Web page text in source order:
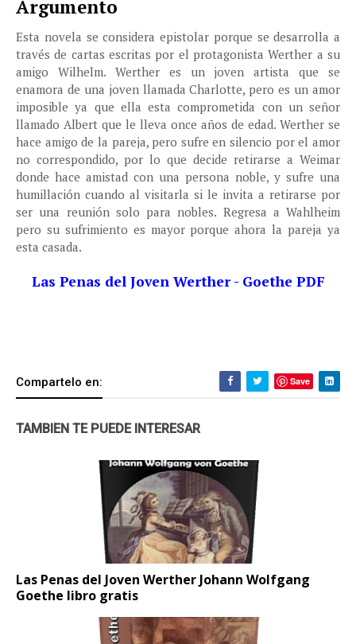
Argumento
Esta novela se considera epistolar porque se desarrolla a
través de cartas escritas por el protagonista Werther a su
amigo Wilhelm. Werther es un joven artista que se
enamora de una joven llamada Charlotte, pero es un amor
imposible ya que ella esta comprometida con un señor
llamado Albert que le lleva once años de edad. Werther se
hace amigo de la pareja, pero sufre en silencio por el amor
no correspondido, por lo que decide retirarse a Weimar
donde hace amistad con una persona noble, y sufre una
humillación cuando al visitarla si le invita a retirarse por
ser una reunión solo para nobles. Regresa a Wahlheim
pero su sufrimiento es mayor porque ahora la pareja ya
esta casada.
Las Penas del Joven Werther - Goethe PDF
Compartelo en: Save
TAMBIEN TE PUEDE INTERESAR
Las Penas del Joven Werther Johann Wolfgang
Goethe libro gratis